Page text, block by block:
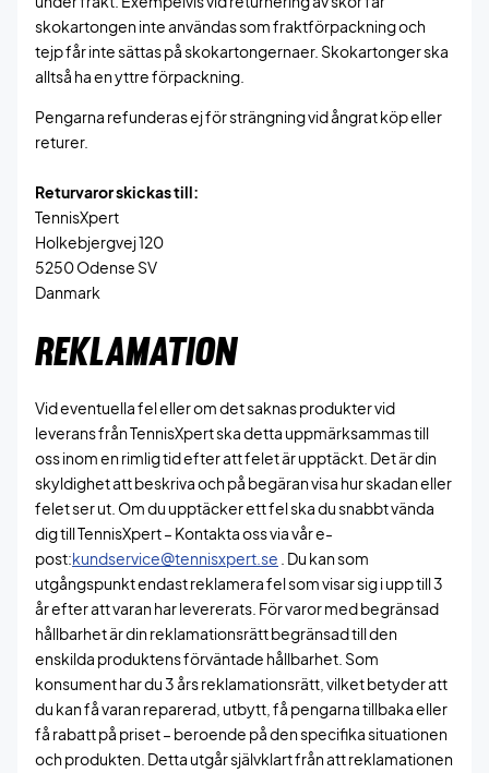
skokartongen inte användas som fraktförpackning och
tejp får inte sättas på skokartongernaer. Skokartonger ska
alltså ha en yttre förpackning.
Pengarna refunderas ej för strängning vid ångrat köp eller
returer.
Returvaror skickas till:
TennisXpert
Holkebjergvej 120
5250 Odense SV
Danmark
REKLAMATION
Vid eventuella fel eller om det saknas produkter vid
leverans från TennisXpert ska detta uppmärksammas till
oss inom en rimlig tid efter att felet är upptäckt. Det är din
skyldighet att beskriva och på begäran visa hur skadan eller
felet ser ut. Om du upptäcker ett fel ska du snabbt vända
dig till TennisXpert – Kontakta oss via vår e-
post:kundservice@tennisxpert.se . Du kan som
utgångspunkt endast reklamera fel som visar sig i upp till 3
år efter att varan har levererats. För varor med begränsad
hållbarhet är din reklamationsrätt begränsad till den
enskilda produktens förväntade hållbarhet. Som
konsument har du 3 års reklamationsrätt, vilket betyder att
du kan få varan reparerad, utbytt, få pengarna tillbaka eller
få rabatt på priset – beroende på den specifika situationen
och produkten. Detta utgår självklart från att reklamationen